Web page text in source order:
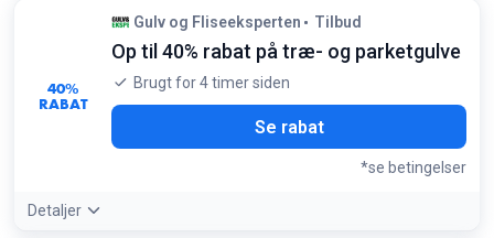
Gælder kun Forbo produkter
40%
RABAT
Gulv og Fliseeksperten Tilbud
Op til 40% rabat på træ- og parketgulve
Brugt for 4 timer siden
Se rabat
*se betingelser
Detaljer